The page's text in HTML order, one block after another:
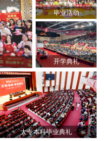
毕业活动
开学典礼
大专本科毕业典礼